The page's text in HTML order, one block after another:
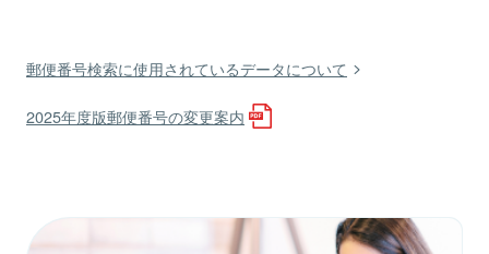
郵便番号検索に使用されているデータについて
2025年度版郵便番号の変更案内